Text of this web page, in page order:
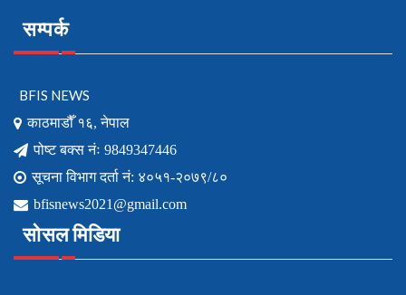
सम्पर्क
BFIS NEWS
काठमाडौँ १६, नेपाल
पोष्ट बक्स नंः 9849347446
सूचना विभाग दर्ता नं: ४०५१-२०७९/८०
bfisnews2021@gmail.com
सोसल मिडिया